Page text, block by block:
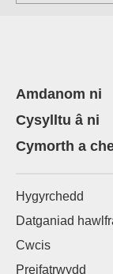
Amdanom ni
Cysylltu â ni
Cymorth a
Hygyrchedd
Datganiad
Cwcis
Preifatrwydd